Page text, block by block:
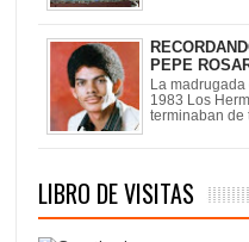
PEPE
La
1983 Los
terminaban de
LIBRO DE VISITAS